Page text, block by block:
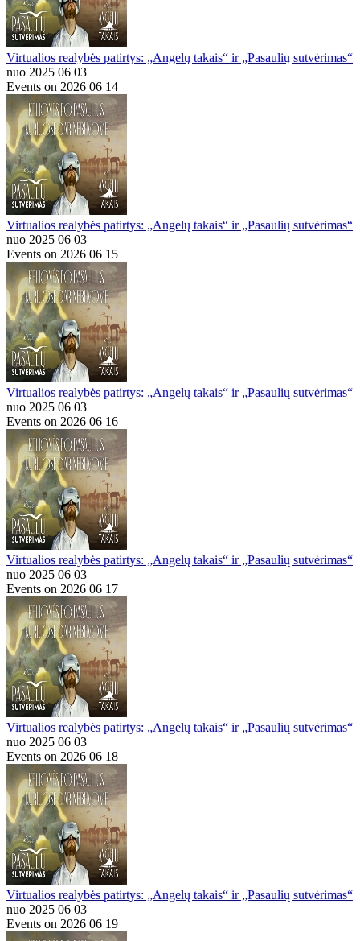
Virtualios realybės patirtys: „Angelų takais“ ir „Pasaulių sutvėrimas“
nuo 2025 06 03
Events on 2026 06 14
Virtualios realybės patirtys: „Angelų takais“ ir „Pasaulių sutvėrimas“
nuo 2025 06 03
Events on 2026 06 15
Virtualios realybės patirtys: „Angelų takais“ ir „Pasaulių sutvėrimas“
nuo 2025 06 03
Events on 2026 06 16
Virtualios realybės patirtys: „Angelų takais“ ir „Pasaulių sutvėrimas“
nuo 2025 06 03
Events on 2026 06 17
Virtualios realybės patirtys: „Angelų takais“ ir „Pasaulių sutvėrimas“
nuo 2025 06 03
Events on 2026 06 18
Virtualios realybės patirtys: „Angelų takais“ ir „Pasaulių sutvėrimas“
nuo 2025 06 03
Events on 2026 06 19